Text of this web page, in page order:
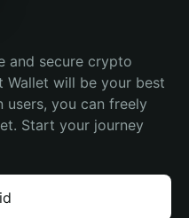
and secure crypto
Wallet will be your best
users, you can freely
Start your journey